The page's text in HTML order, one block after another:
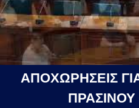
ΑΠΟΧΩΡΗΣΕΙΣ
ΠΡΑΣΙΝΟΥ